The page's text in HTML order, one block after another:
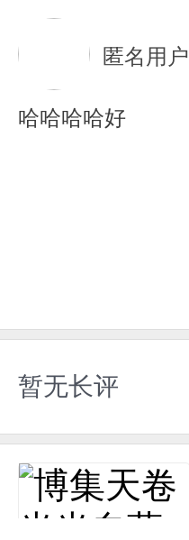
匿名用户
哈哈哈哈好
暂无长评